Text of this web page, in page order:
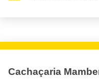
Cachaçaria